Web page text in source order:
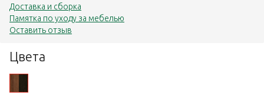
Цвета
Доставка и сборка
Памятка по уходу за мебелью
Оставить отзыв